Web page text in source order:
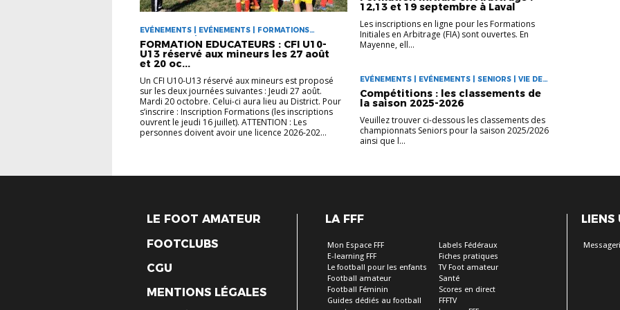
EVÉNEMENTS | EVÉNEMENTS | FORMATIONS
EDUCATEURS | VIE DES CLUBS
FORMATION EDUCATEURS : CFI U10-
U13 réservé aux mineurs les 27 août
et 20 oc...
Un CFI U10-U13 réservé aux mineurs est proposé
sur les deux journées suivantes : Jeudi 27 août.
Mardi 20 octobre. Celui-ci aura lieu au District. Pour
s’inscrire : Inscription Formations (les inscriptions
ouvrent le jeudi 16 juillet). ATTENTION : Les
personnes doivent avoir une licence 2026-202...
12,13 et 19 septembre à Laval
Les inscriptions en ligne pour les Formations
Initiales en Arbitrage (FIA) sont ouvertes. En
Mayenne, ell...
EVÉNEMENTS | EVÉNEMENTS | SENIORS | VIE DES
CLUBS
Compétitions : les classements de
la saison 2025-2026
Veuillez trouver ci-dessous les classements des
championnats Seniors pour la saison 2025/2026
ainsi que l...
LE FOOT AMATEUR
FOOTCLUBS
CGU
MENTIONS LÉGALES
LA FFF
Mon Espace FFF
E-learning FFF
Le football pour les enfants
Football amateur
Football Féminin
Guides dédiés au football
Labels Fédéraux
Fiches pratiques
TV Foot amateur
Santé
Scores en direct
FFFTV
LIENS